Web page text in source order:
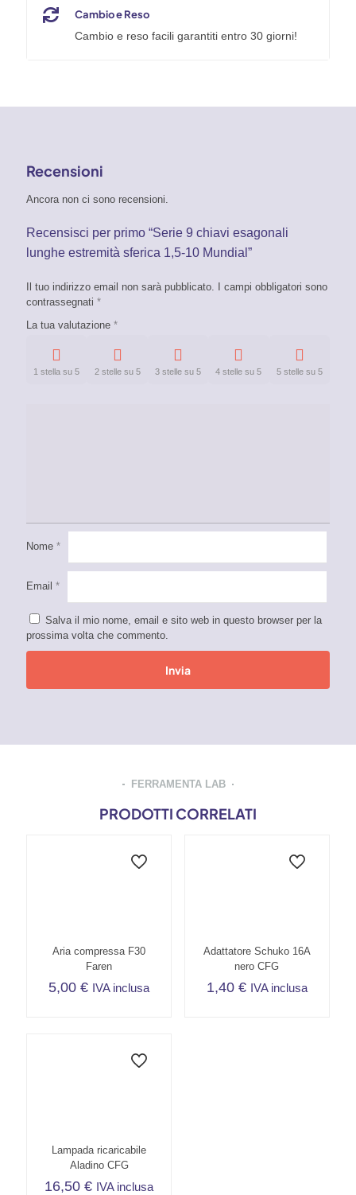
Cambio e Reso
Cambio e reso facili garantiti entro 30 giorni!
Recensioni
Ancora non ci sono recensioni.
Recensisci per primo “Serie 9 chiavi esagonali
lunghe estremità sferica 1,5-10 Mundial”
Il tuo indirizzo email non sarà pubblicato. I campi obbligatori sono
contrassegnati *
La tua valutazione *
1 stella su 5 2 stelle su 5 3 stelle su 5 4 stelle su 5 5 stelle su 5
Nome *
Email *
Salva il mio nome, email e sito web in questo browser per la
prossima volta che commento.
FERRAMENTA LAB
PRODOTTI CORRELATI
Aria compressa F30
Faren
5,00€ IVA inclusa
Adattatore Schuko 16A
nero CFG
1,40 € IVA inclusa
Lampada ricaricabile
Aladino CFG
16,50€ IVA inclusa